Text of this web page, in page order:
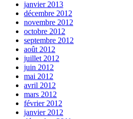
janvier 2013
décembre 2012
novembre 2012
octobre 2012
septembre 2012
août 2012
juillet 2012
juin 2012
mai 2012
avril 2012
mars 2012
février 2012
janvier 2012